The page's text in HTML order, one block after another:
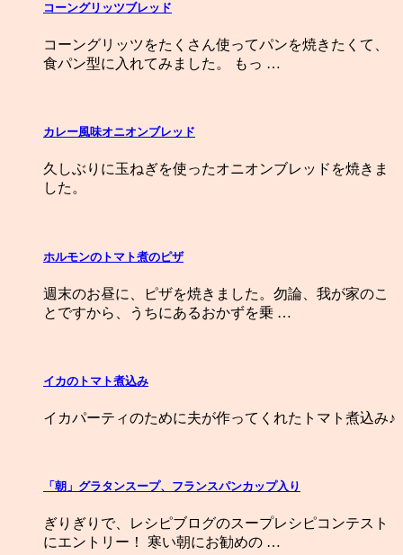
コーングリッツブレッド
コーングリッツをたくさん使ってパンを焼きたくて、
食パン型に入れてみました。 もっ …
カレー風味オニオンブレッド
久しぶりに玉ねぎを使ったオニオンブレッドを焼きま
した。
ホルモンのトマト煮のピザ
週末のお昼に、ピザを焼きました。勿論、我が家のこ
とですから、うちにあるおかずを乗 …
イカのトマト煮込み
イカパーティのために夫が作ってくれたトマト煮込み♪
「朝」グラタンスープ、フランスパンカップ入り
ぎりぎりで、レシピブログのスープレシピコンテスト
にエントリー！ 寒い朝にお勧めの …